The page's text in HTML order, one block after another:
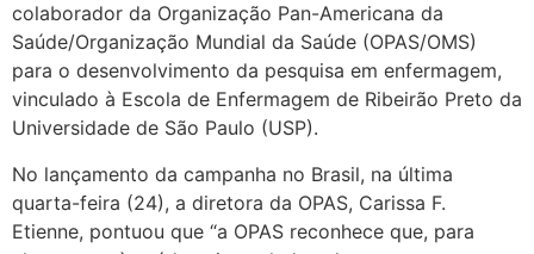
colaborador da Organização Pan-Americana da
Saúde/Organização Mundial da Saúde (OPAS/OMS)
para o desenvolvimento da pesquisa em enfermagem,
vinculado à Escola de Enfermagem de Ribeirão Preto da
Universidade de São Paulo (USP).
No lançamento da campanha no Brasil, na última
quarta-feira (24), a diretora da OPAS, Carissa F.
Etienne, pontuou que “a OPAS reconhece que, para